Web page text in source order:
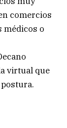
comercios
médicos o
virtual que